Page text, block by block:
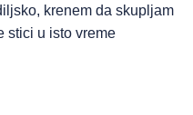
krenem da skupljam
stici u isto vreme